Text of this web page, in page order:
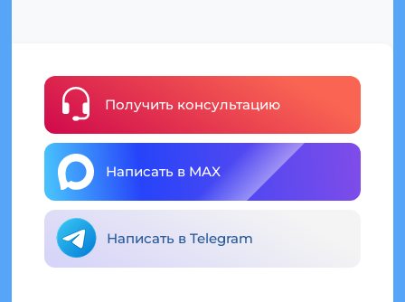
Получить консультацию
Написать в MAX
Написать в Telegram